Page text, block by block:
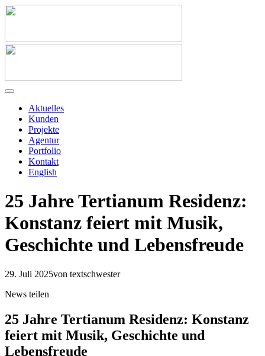
Aktuelles
Kunden
Projekte
Agentur
Portfolio
Kontakt
English
25 Jahre Tertianum Residenz:
Konstanz feiert mit Musik,
Geschichte und Lebensfreude
29. Juli 2025von textschwester
News teilen
25 Jahre Tertianum Residenz: Konstanz
feiert mit Musik, Geschichte und
Lebensfreude